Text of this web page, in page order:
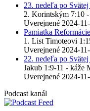
23. nedeľa po
2. Korintským 7:10 -
Uverejnené 2024-
Pamiatka
1. List Timoteovi
Uverejnené 2024-
22. nedeľa po
Jakub 1:9-11 - káže
Uverejnené 2024-
Podcast kanál